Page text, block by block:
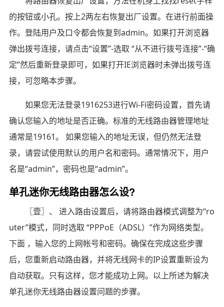
的按钮或小孔。按上2两左右恢复出厂设置。在进行前面操
作。登陆用户及口令都会恢复到admin。如果打开浏览器
弹出拨号连接，请点击“设置”-选取 “从不进行拨号连接”-“确
定”然后重新登录即可，如果打开IE浏览器时未弹出拨号连
接，可忽略本步骤。
如果您无法登录1916253进行Wi-Fi密码设置，首先请
确认您输入的地址是否正确。标准的无线路由器管理地址
通常是19161。 如果您输入的地址无误，但仍然无法登
录，请尝试使用默认的用户名和密码。通常情况下，用户
名是“admin”，密码也是“admin”。
单孔迷你无线路由器怎么设?
〖壹〗、 进入路由设置后，请将路由器模式调整为“ro
uter”模式，同时选取 “PPPoE（ADSL）”作为网络类型。
下面 ，输入您的上网帐号和密码。确保在完成这些步骤
后，您重新启动路由器，并将无线网卡的IP设置重新设为
自动获取。只有这样，您才能成功上网。以上所述为解决
单孔迷你无线路由器设置问题的步骤。